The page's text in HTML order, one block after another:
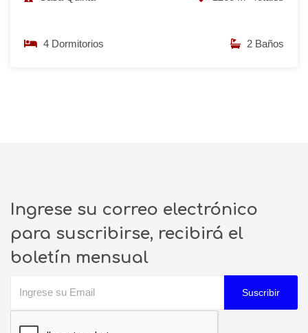
4 Dormitorios 2 Baños
Ingrese su correo electrónico
para suscribirse, recibirá el
boletín mensual
Suscribir